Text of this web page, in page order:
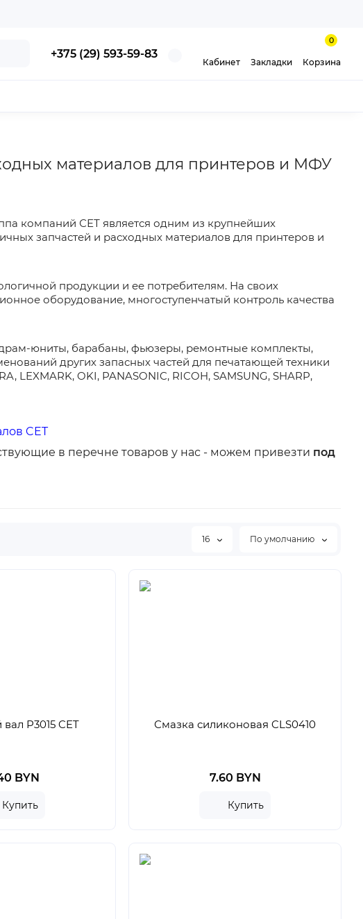
+375 (29) 593-59-83
Кабинет Закладки
0
Корзина
материалов для принтеров и МФУ
компаний СЕТ является одним из крупнейших
запчастей и расходных материалов для принтеров и
продукции и ее потребителям. На своих
оборудование, многоступенчатый контроль качества
юниты, барабаны, фьюзеры, ремонтные комплекты,
других запасных частей для печатающей техники
LEXMARK, OKI, PANASONIC, RICOH, SAMSUNG, SHARP,
CET
в перечне товаров у нас - можем привезти под
16 По умолчанию
P3015 CET
BYN
Купить
Смазка силиконовая CLS0410
7.60 BYN
Купить